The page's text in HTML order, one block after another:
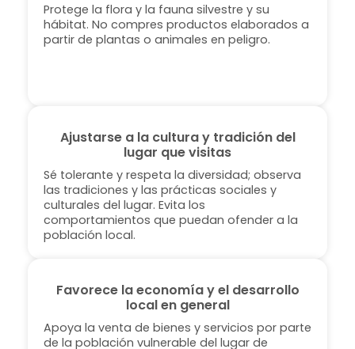
Protege la flora y la fauna silvestre y su
hábitat. No compres productos elaborados a
partir de plantas o animales en peligro.
Ajustarse a la cultura y tradición del
lugar que visitas
Sé tolerante y respeta la diversidad; observa
las tradiciones y las prácticas sociales y
culturales del lugar. Evita los
comportamientos que puedan ofender a la
población local.
Favorece la economía y el desarrollo
local en general
Apoya la venta de bienes y servicios por parte
de la población vulnerable del lugar de